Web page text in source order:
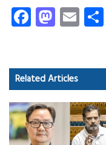
Fa
ce
o
ok
M
as
d
o
n
E
m
Related Articles